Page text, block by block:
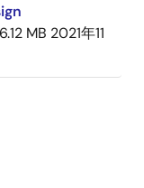
6.12 MB 2021年11